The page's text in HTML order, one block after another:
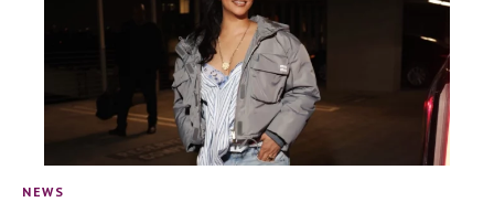
NEWS